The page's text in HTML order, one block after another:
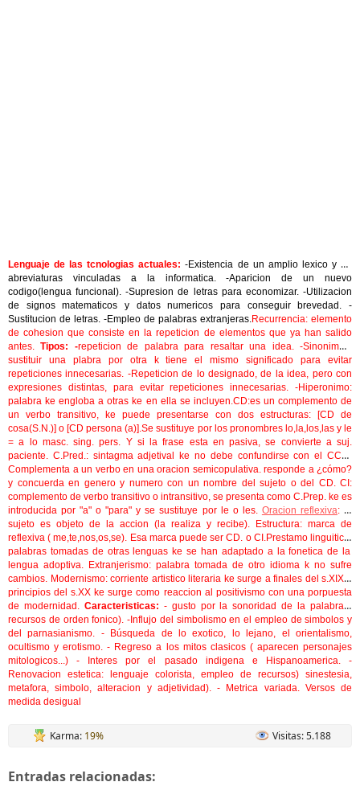
Lenguaje de las tcnologias actuales: -Existencia de un amplio lexico y de
abreviaturas vinculadas a la informatica. -Aparicion de un nuevo
codigo(lengua funcional). -Supresion de letras para economizar. -Utilizacion
de signos matematicos y datos numericos para conseguir brevedad. -
Sustitucion de letras. -Empleo de palabras extranjeras.Recurrencia: elemento
de cohesion que consiste en la repeticion de elementos que ya han salido
antes.Tipos: -repeticion de palabra para resaltar una idea. -Sinonimos:
sustituir una plabra por otra k tiene el mismo significado para evitar
repeticiones innecesarias. -Repeticion de lo designado, de la idea, pero con
expresiones distintas, para evitar repeticiones innecesarias. -Hiperonimo:
palabra ke engloba a otras ke en ella se incluyen.CD:es un complemento de
un verbo transitivo, ke puede presentarse con dos estructuras: [CD de
cosa(S.N.)] o [CD persona (a)].Se sustituye por los pronombres lo,la,los,las y le
= a lo masc. sing. pers. Y si la frase esta en pasiva, se convierte a suj.
paciente. C.Pred.:sintagma adjetival ke no debe confundirse con el CCM.
Complementa a un verbo en una oracion semicopulativa. responde a ¿cómo?
y concuerda en genero y numero con un nombre del sujeto o del CD. CI:
complemento de verbo transitivo o intransitivo, se presenta como C.Prep. ke es
introducida por "a" o "para" y se sustituye por le o les. Oracion reflexiva:el
sujeto es objeto de la accion (la realiza y recibe). Estructura: marca de
reflexiva ( me,te,nos,os,se). Esa marca puede ser CD. o CI.Prestamo linguitico:
palabras tomadas de otras lenguas ke se han adaptado a la fonetica de la
lengua adoptiva. Extranjerismo: palabra tomada de otro idioma k no sufre
cambios. Modernismo: corriente artistico literaria ke surge a finales del s.XIX y
principios del s.XX ke surge como reaccion al positivismo con una porpuesta
de modernidad. Caracteristicas: - gusto por la sonoridad de la palabra (
recursos de orden fonico). -Influjo del simbolismo en el empleo de simbolos y
del parnasianismo. - Búsqueda de lo exotico, lo lejano, el orientalismo,
ocultismo y erotismo. - Regreso a los mitos clasicos ( aparecen personajes
mitologicos...) - Interes por el pasado indigena e Hispanoamerica. -
Renovacion estetica: lenguaje colorista, empleo de recursos) sinestesia,
metafora, simbolo, alteracion y adjetividad). - Metrica variada. Versos de
medida desigual
Karma: 19% Visitas: 5.188
Entradas relacionadas: